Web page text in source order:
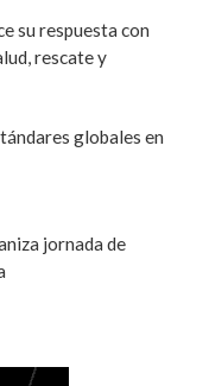
su respuesta con
rescate y
globales en
jornada de